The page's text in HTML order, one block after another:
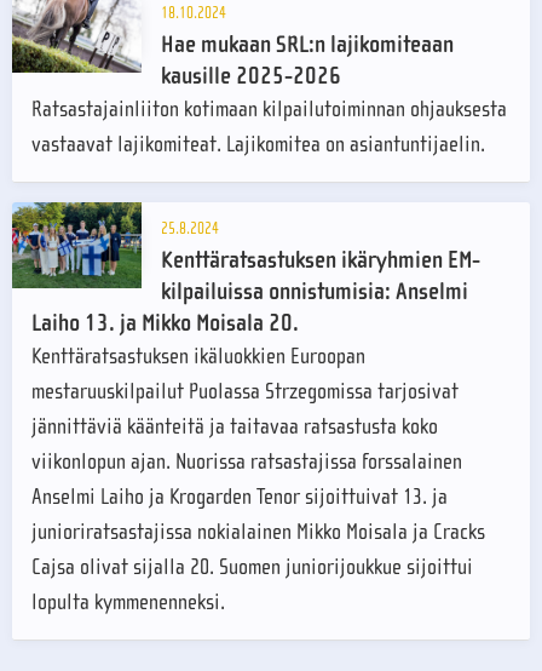
18.10.2024
Hae mukaan SRL:n lajikomiteaan
kausille 2025-2026
Ratsastajainliiton kotimaan kilpailutoiminnan ohjauksesta
vastaavat lajikomiteat. Lajikomitea on asiantuntijaelin.
25.8.2024
Kenttäratsastuksen ikäryhmien EM-
kilpailuissa onnistumisia: Anselmi
Laiho 13. ja Mikko Moisala 20.
Kenttäratsastuksen ikäluokkien Euroopan
mestaruuskilpailut Puolassa Strzegomissa tarjosivat
jännittäviä käänteitä ja taitavaa ratsastusta koko
viikonlopun ajan. Nuorissa ratsastajissa forssalainen
Anselmi Laiho ja Krogarden Tenor sijoittuivat 13. ja
junioriratsastajissa nokialainen Mikko Moisala ja Cracks
Cajsa olivat sijalla 20. Suomen juniorijoukkue sijoittui
lopulta kymmenenneksi.